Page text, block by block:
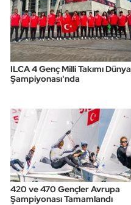
ILCA 4 Genç Milli Takımı Dünya
Şampiyonası'nda
420 ve 470 Gençler Avrupa
Şampiyonası Tamamlandı